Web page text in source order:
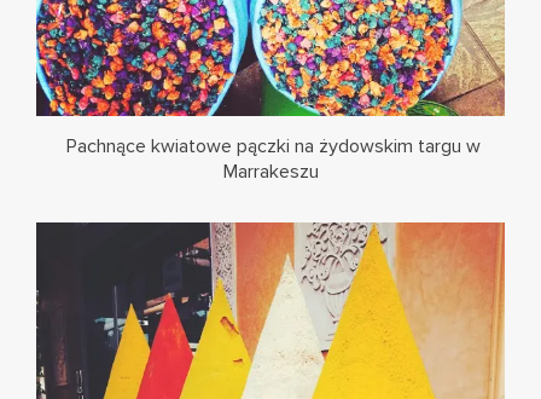
Pachnące kwiatowe pączki na żydowskim targu w
Marrakeszu